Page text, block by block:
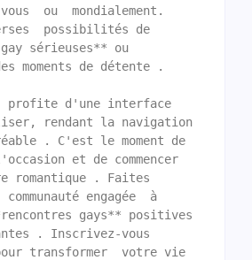
ou  mondialement.
possibilités de
sérieuses** ou
moments de détente .
rendant la navigation
. C'est le moment de
et de commencer
romantique . Faites
engagée  à
gays** positives
. Inscrivez-vous
transformer  votre vie